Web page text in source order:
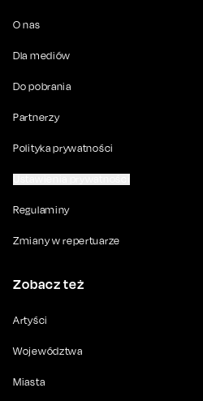
O nas
Dla mediów
Do pobrania
Partnerzy
Polityka prywatności
Regulaminy
Zmiany w repertuarze
Zobacz też
Artyści
Województwa
Miasta